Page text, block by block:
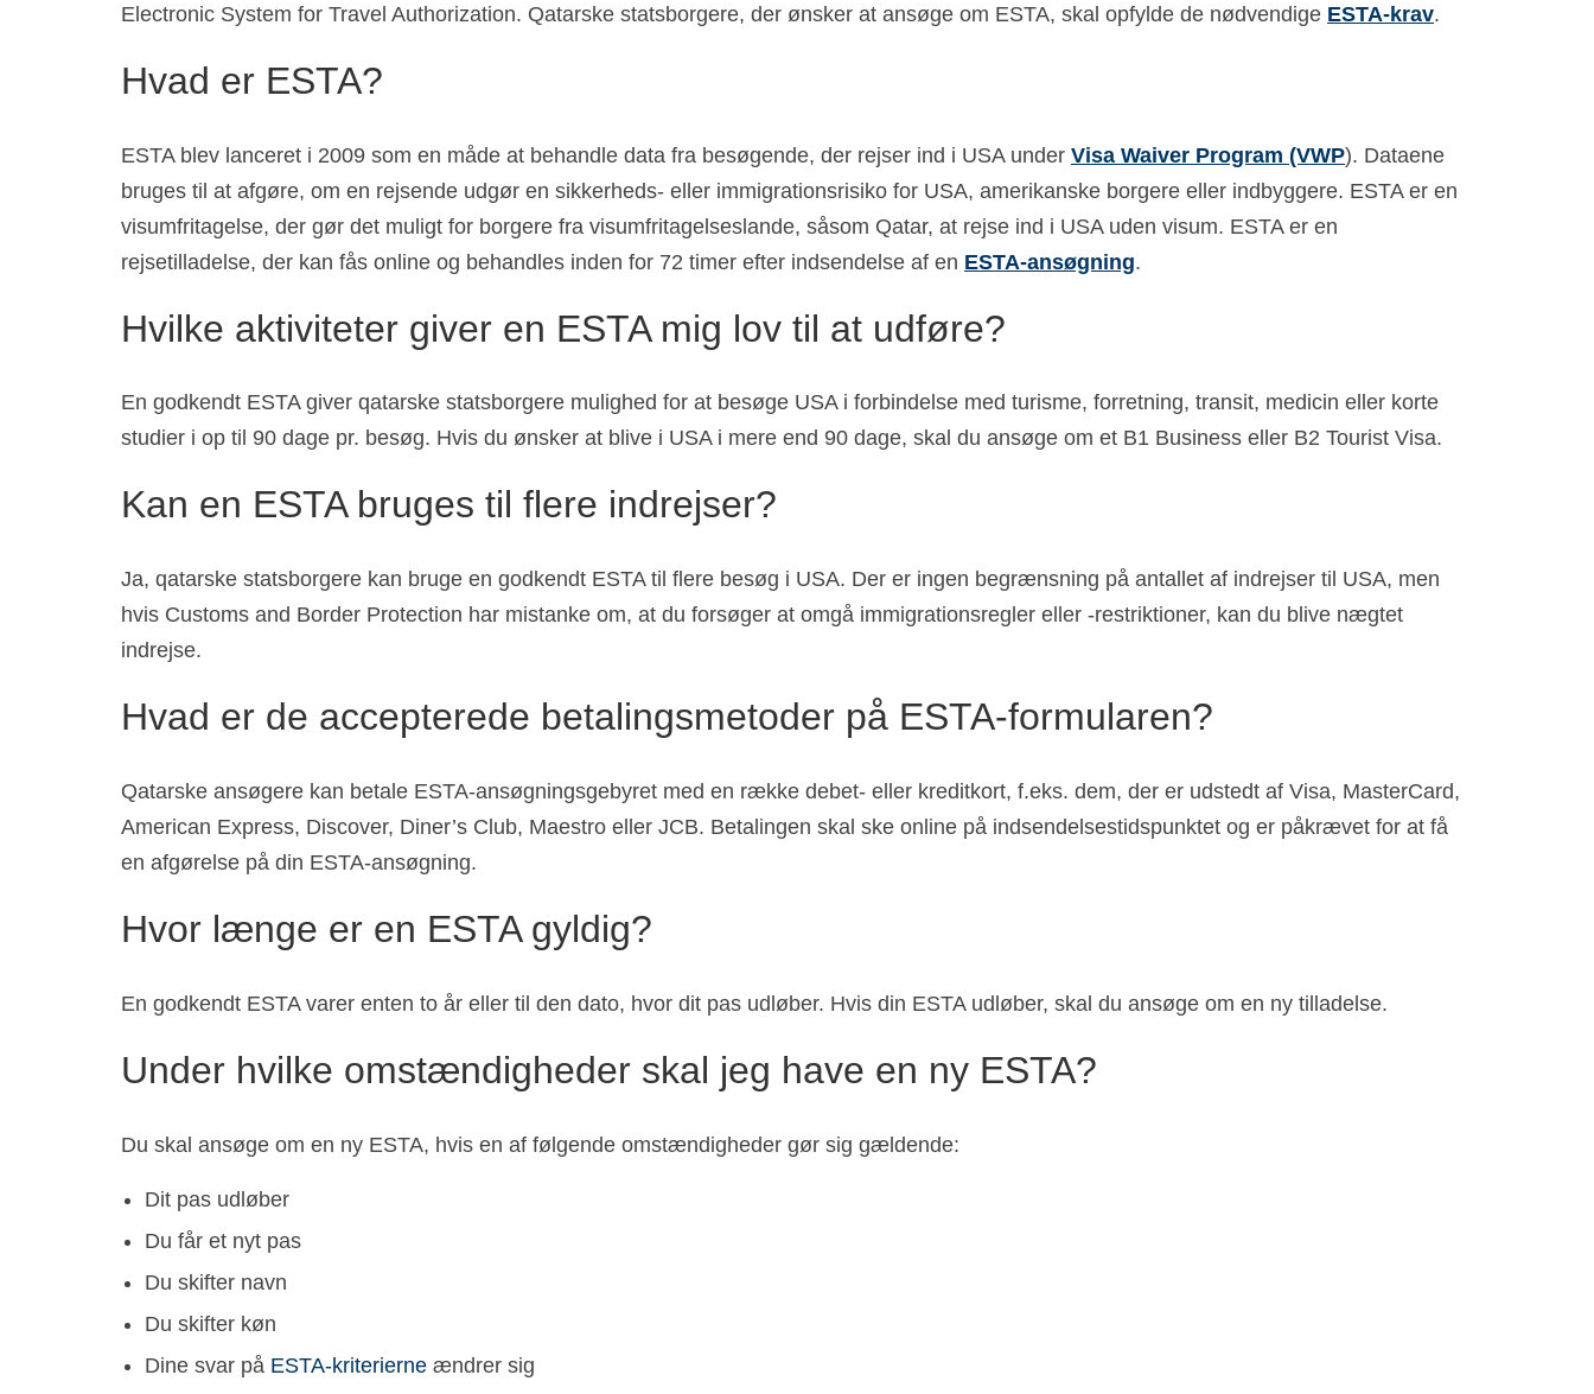
Electronic System for Travel Authorization. Qatarske statsborgere, der ønsker at ansøge om ESTA, skal opfylde de nødvendige ESTA-krav.
Hvad er ESTA?
ESTA blev lanceret i 2009 som en måde at behandle data fra besøgende, der rejser ind i USA under Visa Waiver Program (VWP). Dataene
bruges til at afgøre, om en rejsende udgør en sikkerheds- eller immigrationsrisiko for USA, amerikanske borgere eller indbyggere. ESTA er en
visumfritagelse, der gør det muligt for borgere fra visumfritagelseslande, såsom Qatar, at rejse ind i USA uden visum. ESTA er en
rejsetilladelse, der kan fås online og behandles inden for 72 timer efter indsendelse af en ESTA-ansøgning.
Hvilke aktiviteter giver en ESTA mig lov til at udføre?
En godkendt ESTA giver qatarske statsborgere mulighed for at besøge USA i forbindelse med turisme, forretning, transit, medicin eller korte
studier i op til 90 dage pr. besøg. Hvis du ønsker at blive i USA i mere end 90 dage, skal du ansøge om et B1 Business eller B2 Tourist Visa.
Kan en ESTA bruges til flere indrejser?
Ja, qatarske statsborgere kan bruge en godkendt ESTA til flere besøg i USA. Der er ingen begrænsning på antallet af indrejser til USA, men
hvis Customs and Border Protection har mistanke om, at du forsøger at omgå immigrationsregler eller -restriktioner, kan du blive nægtet
indrejse.
Hvad er de accepterede betalingsmetoder på ESTA-formularen?
Qatarske ansøgere kan betale ESTA-ansøgningsgebyret med en række debet- eller kreditkort, f.eks. dem, der er udstedt af Visa, MasterCard,
American Express, Discover, Diner’s Club, Maestro eller JCB. Betalingen skal ske online på indsendelsestidspunktet og er påkrævet for at få
en afgørelse på din ESTA-ansøgning.
Hvor længe er en ESTA gyldig?
En godkendt ESTA varer enten to år eller til den dato, hvor dit pas udløber. Hvis din ESTA udløber, skal du ansøge om en ny tilladelse.
Under hvilke omstændigheder skal jeg have en ny ESTA?
Du skal ansøge om en ny ESTA, hvis en af følgende omstændigheder gør sig gældende:
Dit pas udløber
Du får et nyt pas
Du skifter navn
Du skifter køn
Dine svar på ESTA-kriterierne ændrer sig